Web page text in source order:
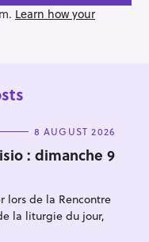
Learn how your
8 AUGUST 2026
: dimanche 9
lors de la Rencontre
la liturgie du jour,